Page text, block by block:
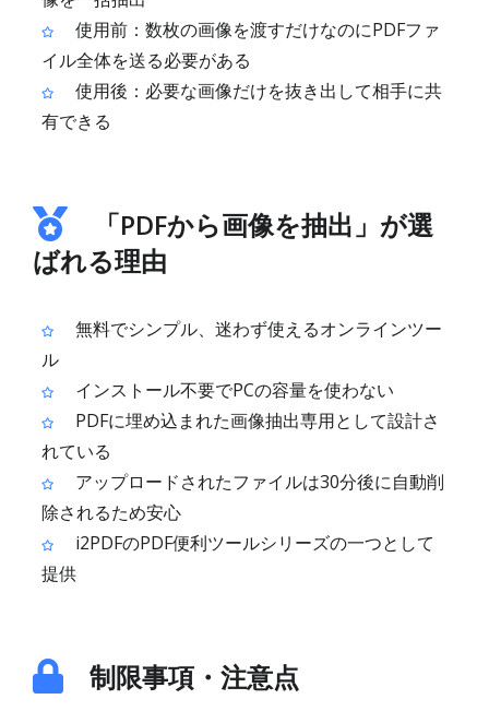
使用前：数枚の画像を渡すだけなのにPDFファ
イル全体を送る必要がある
使用後：必要な画像だけを抜き出して相手に共
有できる
「PDFから画像を抽出」が選
ばれる理由
無料でシンプル、迷わず使えるオンラインツー
ル
インストール不要でPCの容量を使わない
PDFに埋め込まれた画像抽出専用として設計さ
れている
アップロードされたファイルは30分後に自動削
除されるため安心
i2PDFのPDF便利ツールシリーズの一つとして
提供
制限事項・注意点